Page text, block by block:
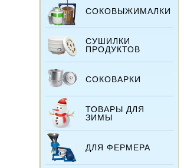
СОКОВЫЖИМАЛКИ
СУШИЛКИ
ПРОДУКТОВ
СОКОВАРКИ
ТОВАРЫ ДЛЯ
ЗИМЫ
ДЛЯ ФЕРМЕРА